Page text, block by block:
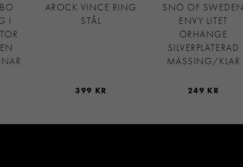
I
AROCK VINCE RING
STÅL
399 KR
SNÖ OF SWEDEN
ENVY LITET
ÖRHÄNGE
SILVERPLÄTERAD
MÄSSING/KLAR
249 KR